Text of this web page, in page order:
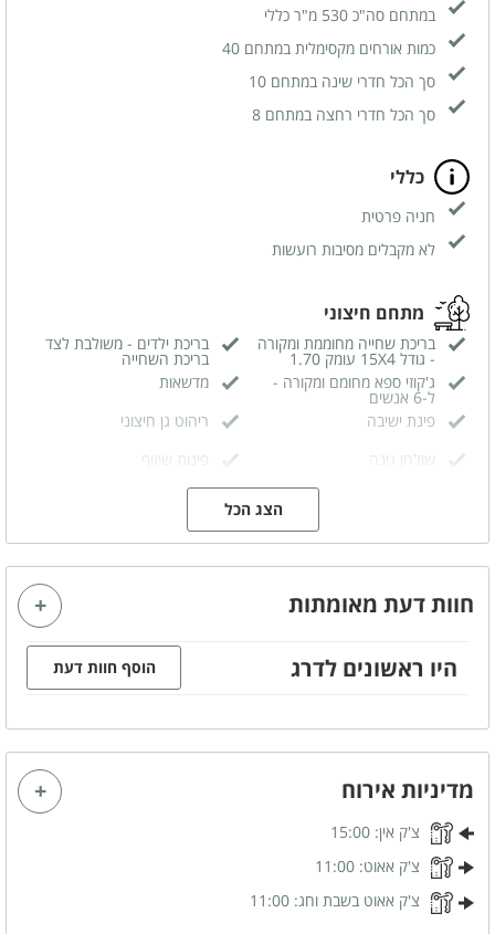
במתחם סה"כ 530 מ"ר כללי
כמות אורחים מקסימלית במתחם 40
סך הכל חדרי שינה במתחם 10
סך הכל חדרי רחצה במתחם 8
כללי
חניה פרטית
לא מקבלים מסיבות רועשות
מתחם חיצוני
בריכת שחייה מחוממת ומקורה
- גודל 15X4 עומק 1.70
בריכת ילדים - משולבת לצד
בריכת השחייה
ג'קוזי ספא מחומם ומקורה -
ל-6 אנשים
מדשאות
פינת ישיבה
ריהוט גן חיצוני
שולחן גינה
פינות שיזוף
פינת מנגל - מקורה לצד
מקלחון חיצוני
מטבח מאובזר
סלון משותף
קהל יעד
משפחות
ימי כיף
הצג הכל
חוות דעת מאומתות
היו ראשונים לדרג הוסף חוות דעת
מדיניות אירוח
צ'ק אין: 15:00
צ'ק אאוט: 11:00
צ'ק אאוט בשבת וחג: 11:00